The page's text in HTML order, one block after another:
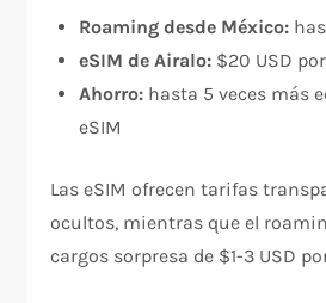
Roaming desde México:
eSIM de Airalo: $20 USD
Ahorro: hasta 5 veces más
eSIM​
Las eSIM ofrecen tarifas
ocultos, mientras que el
cargos sorpresa de $1-3 USD